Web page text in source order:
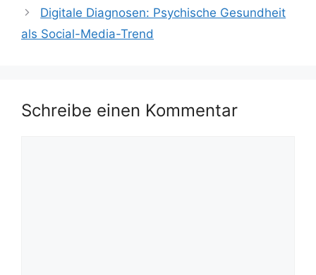
Digitale Diagnosen: Psychische Gesundheit
als Social-Media-Trend
Schreibe einen Kommentar